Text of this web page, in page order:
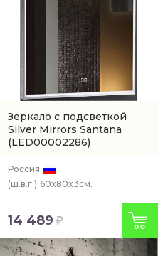
Зеркало с подсветкой
Silver Mirrors Santana
(LED00002286)
Россия
(ш.в.г.) 60x80x3см.
14 489